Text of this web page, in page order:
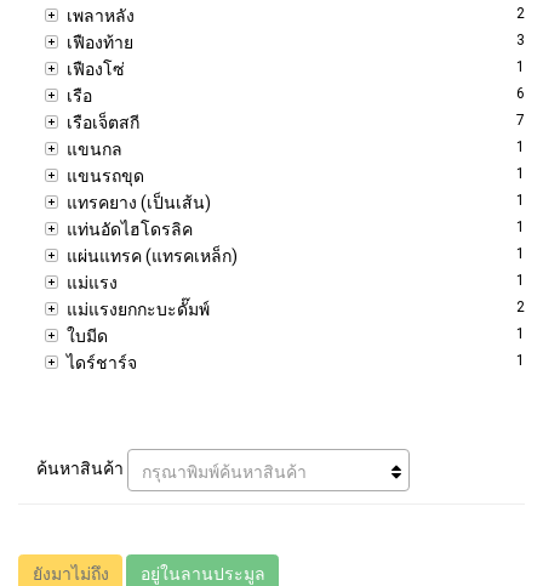
เพลาหลัง 2
เฟืองท้าย 3
เฟืองโซ่ 1
เรือ 6
เรือเจ็ตสกี 7
แขนกล 1
แขนรถขุด 1
แทรคยาง (เป็นเส้น) 1
แท่นอัดไฮโดรลิค 1
แผ่นแทรค (แทรคเหล็ก) 1
แม่แรง 1
แม่แรงยกกะบะดั๊มพ์ 2
ใบมีด 1
ไดร์ชาร์จ 1
ค้นหาสินค้า กรุณาพิมพ์ค้นหาสินค้า
ยังมาไม่ถึง อยู่ในลานประมูล